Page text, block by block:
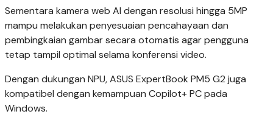
Sementara kamera web AI dengan resolusi hingga 5MP
mampu melakukan penyesuaian pencahayaan dan
pembingkaian gambar secara otomatis agar pengguna
tetap tampil optimal selama konferensi video.
Dengan dukungan NPU, ASUS ExpertBook PM5 G2 juga
kompatibel dengan kemampuan Copilot+ PC pada
Windows.